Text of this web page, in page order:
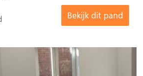
Bekijk dit pand